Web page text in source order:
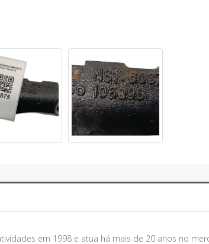
atividades em 1998 e atua há mais de 20 anos no